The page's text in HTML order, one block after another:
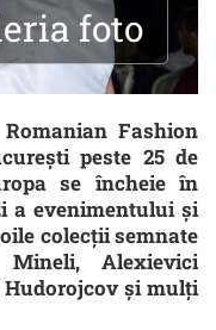
foto
Fashion
peste 25 de
se încheie în
a evenimentului și
colecții semnate
Alexievici
Hudorojcov și mulți